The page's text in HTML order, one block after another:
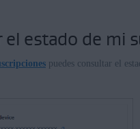
el estado de mi
puedes consultar el